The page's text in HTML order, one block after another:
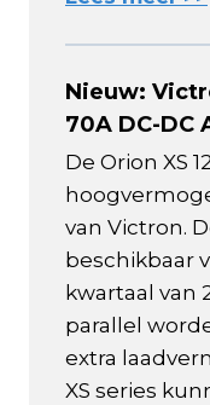
Nieuw:
70A DC-DC
De Orion XS
van Victron.
beschikbaar
kwartaal van
parallel
extra
XS series